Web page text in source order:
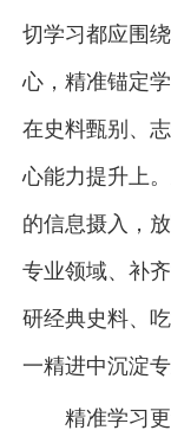
切学习都应围
心，精准锚定
在史料甄别、
心能力提升上
的信息摄入，
专业领域、补
研经典史料、
一精进中沉淀专
精准学习